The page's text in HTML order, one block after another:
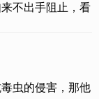
不出手阻止，看
虫的侵害，那他